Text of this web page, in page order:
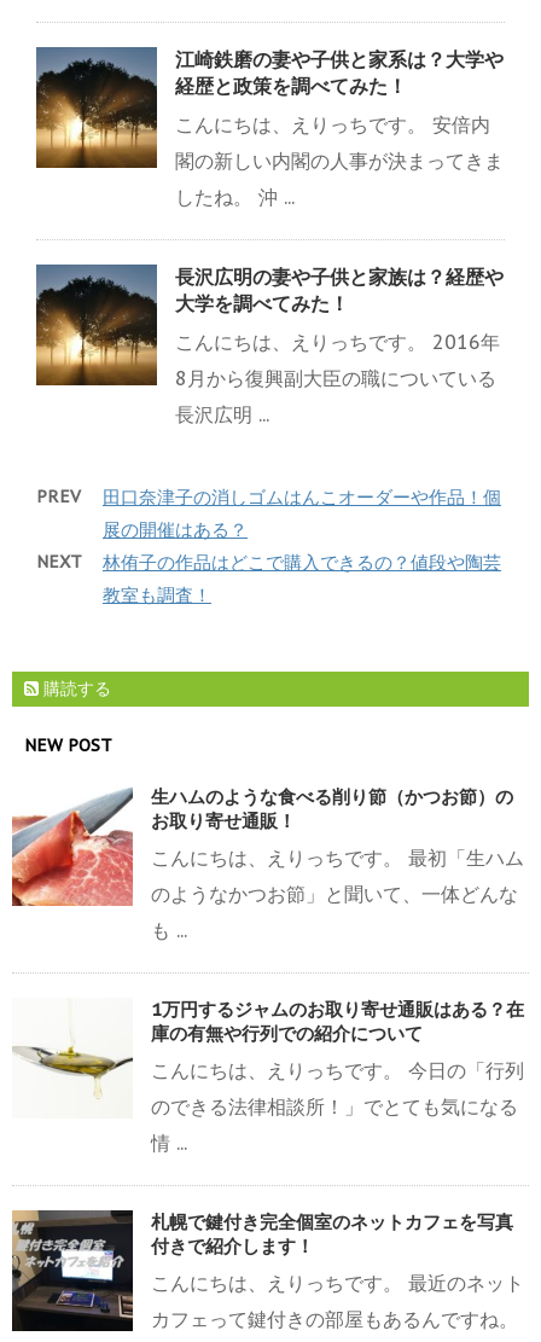
江崎鉄磨の妻や子供と家系は？大学や
経歴と政策を調べてみた！
こんにちは、えりっちです。 安倍内
閣の新しい内閣の人事が決まってきま
したね。 沖 ...
長沢広明の妻や子供と家族は？経歴や
大学を調べてみた！
こんにちは、えりっちです。 2016年
8月から復興副大臣の職についている
長沢広明 ...
PREV
田口奈津子の消しゴムはんこオーダーや作品！個
展の開催はある？
NEXT
林侑子の作品はどこで購入できるの？値段や陶芸
教室も調査！
購読する
NEW POST
生ハムのような食べる削り節（かつお節）の
お取り寄せ通販！
こんにちは、えりっちです。 最初「生ハム
のようなかつお節」と聞いて、一体どんな
も ...
1万円するジャムのお取り寄せ通販はある？在
庫の有無や行列での紹介について
こんにちは、えりっちです。 今日の「行列
のできる法律相談所！」でとても気になる
情 ...
札幌で鍵付き完全個室のネットカフェを写真
付きで紹介します！
こんにちは、えりっちです。 最近のネット
カフェって鍵付きの部屋もあるんですね。